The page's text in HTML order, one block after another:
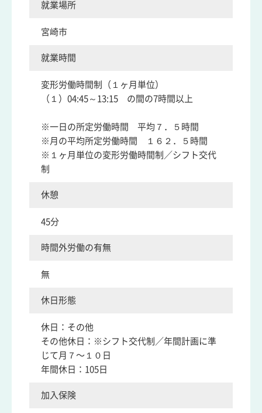
就業場所
宮崎市
就業時間
変形労働時間制（１ヶ月単位）
（１）04:45～13:15 の間の7時間以上
※一日の所定労働時間 平均７．５時間
※月の平均所定労働時間 １６２．５時間
※１ヶ月単位の変形労働時間制／シフト交代
制
休憩
45分
時間外労働の有無
無
休日形態
休日：その他
その他休日：※シフト交代制／年間計画に準
じて月７〜１０日
年間休日：105日
加入保険